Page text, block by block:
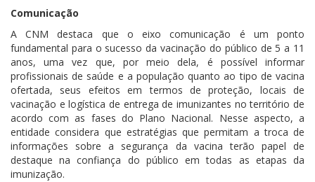
Comunicação
A CNM destaca que o eixo comunicação é um ponto
fundamental para o sucesso da vacinação do público de 5 a 11
anos, uma vez que, por meio dela, é possível informar
profissionais de saúde e a população quanto ao tipo de vacina
ofertada, seus efeitos em termos de proteção, locais de
vacinação e logística de entrega de imunizantes no território de
acordo com as fases do Plano Nacional. Nesse aspecto, a
entidade considera que estratégias que permitam a troca de
informações sobre a segurança da vacina terão papel de
destaque na confiança do público em todas as etapas da
imunização.